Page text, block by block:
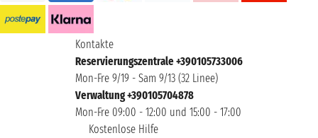
Kontakte
Reservierungszentrale +390105733006
Mon-Fre 9/19 - Sam 9/13 (32 Linee)
Verwaltung +390105704878
Mon-Fre 09:00 - 12:00 und 15:00 - 17:00
Kostenlose Hilfe